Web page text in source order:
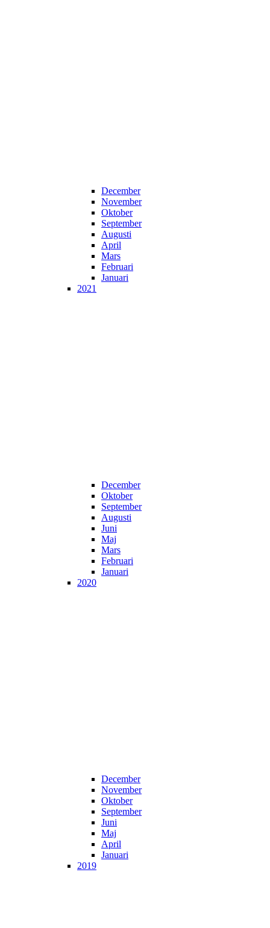
December
November
Oktober
September
Augusti
April
Mars
Februari
Januari
2021
December
Oktober
September
Augusti
Juni
Maj
Mars
Februari
Januari
2020
December
November
Oktober
September
Juni
Maj
April
Januari
2019